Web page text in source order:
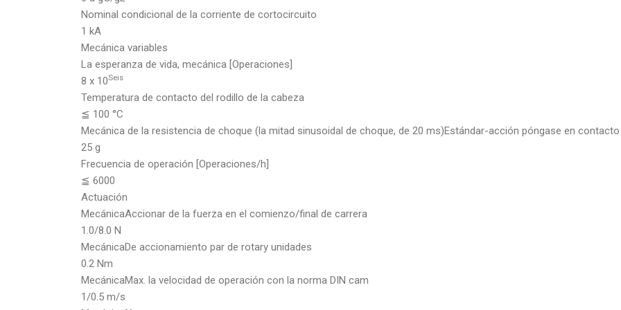
Nominal condicional de la corriente de cortocircuito
1 kA
Mecánica variables
La esperanza de vida, mecánica [Operaciones]
8 x 10Seis
Temperatura de contacto del rodillo de la cabeza
≦ 100 °C
Mecánica de la resistencia de choque (la mitad sinusoidal de choque, de 20 ms)Estándar-acción póngase en
25 g
Frecuencia de operación [Operaciones/h]
≦ 6000
Actuación
MecánicaAccionar de la fuerza en el comienzo/final de carrera
1.0/8.0 N
MecánicaDe accionamiento par de rotary unidades
0.2 Nm
MecánicaMax. la velocidad de operación con la norma DIN cam
1/0.5 m/s